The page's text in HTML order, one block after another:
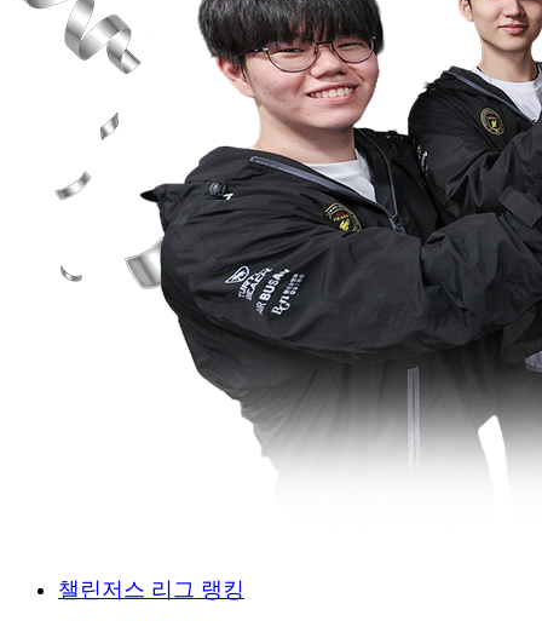
챌린저스 리그 랭킹